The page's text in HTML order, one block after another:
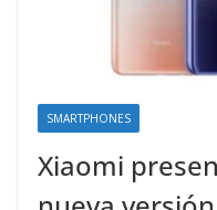
SMARTPHONES
Xiaomi